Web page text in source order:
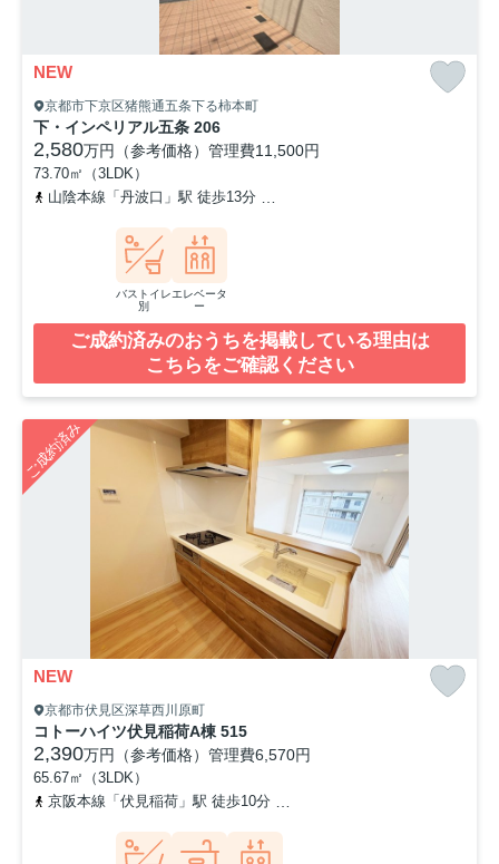
NEW
京都市下京区猪熊通五条下る柿本町
下・インペリアル五条 206
2,580万円（参考価格） 管理費11,500円
73.70㎡（3LDK）
山陰本線「丹波口」駅 徒歩13分
バストイレ
別
エレベータ
ー
ご成約済みのおうちを掲載している理由は
こちらをご確認ください
ご成約済み
NEW
京都市伏見区深草西川原町
コトーハイツ伏見稲荷A棟 515
2,390万円（参考価格） 管理費6,570円
65.67㎡（3LDK）
京阪本線「伏見稲荷」駅 徒歩10分